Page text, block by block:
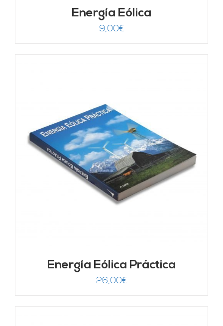
Energía Eólica
9,00€
Energía Eólica Práctica
26,00€